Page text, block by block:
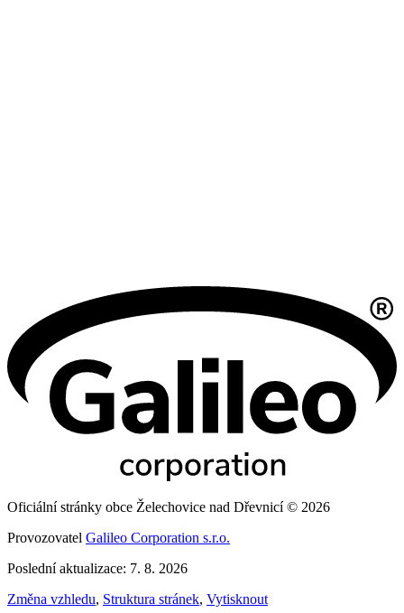
Oficiální stránky obce Želechovice nad Dřevnicí © 2026
Provozovatel Galileo Corporation s.r.o.
Poslední aktualizace: 7. 8. 2026
Změna vzhledu, Struktura stránek, Vytisknout